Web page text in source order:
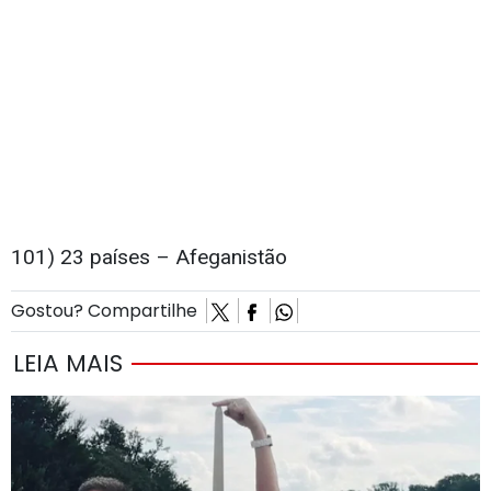
101) 23 países – Afeganistão
Gostou? Compartilhe
LEIA MAIS